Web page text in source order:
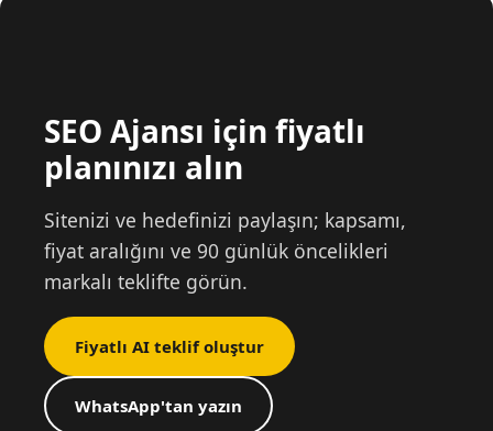
SEO Ajansı için fiyatlı
planınızı alın
Sitenizi ve hedefinizi paylaşın; kapsamı,
fiyat aralığını ve 90 günlük öncelikleri
markalı teklifte görün.
Fiyatlı AI teklif oluştur
WhatsApp'tan yazın